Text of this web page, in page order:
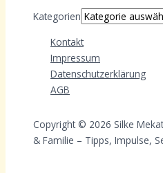
Kategorien
Kontakt
Impressum
Datenschutzerklärung
AGB
Copyright © 2026 Silke
& Familie – Tipps, Impulse,